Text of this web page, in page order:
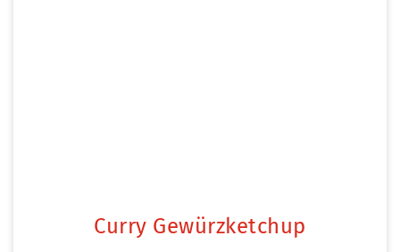
Curry Gewürzketchup